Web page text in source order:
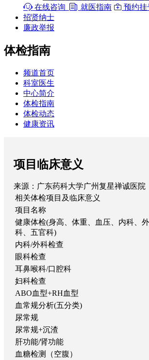
在线咨询  就医指南  预约挂
招贤纳士
廉政举报
体检指南
频道首页
科室医生
中心简介
体检指南
体检动态
健康资讯
项目临床意义
来源：广东药科大学广州复星禅诚医
相关体检项目及临床意义
项目名称
健康体检(身高、体重、血压、内科、
科、五官科)
内科/外科检查
眼科检查
耳鼻喉科/口腔科
妇科检查
ABO血型+RH血型
血常规分析(五分类)
尿常规
尿常规+沉渣
肝功能/肾功能
血糖检测（空腹）